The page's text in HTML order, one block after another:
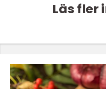
Läs fler